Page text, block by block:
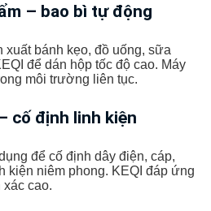
– bao bì tự động
xuất bánh kẹo, đồ uống, sữa
để dán hộp tốc độ cao. Máy
môi trường liên tục.
cố định linh kiện
để cố định dây điện, cáp,
kiện niêm phong. KEQI đáp ứng
xác cao.